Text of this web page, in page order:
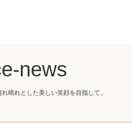
news
晴れとした美しい笑顔を目指して。